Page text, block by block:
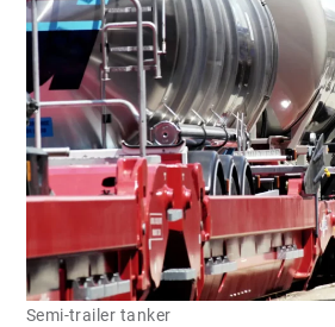
Semi-trailer tanker